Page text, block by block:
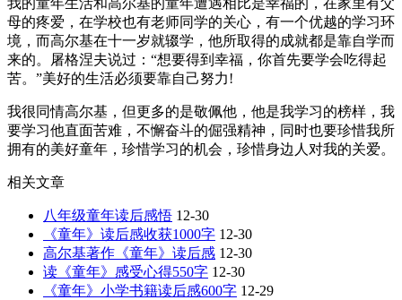
我的童年生活和高尔基的童年遭遇相比是幸福的，在家里有父
母的疼爱，在学校也有老师同学的关心，有一个优越的学习环
境，而高尔基在十一岁就辍学，他所取得的成就都是靠自学而
来的。屠格涅夫说过：“想要得到幸福，你首先要学会吃得起
苦。”美好的生活必须要靠自己努力!
我很同情高尔基，但更多的是敬佩他，他是我学习的榜样，我
要学习他直面苦难，不懈奋斗的倔强精神，同时也要珍惜我所
拥有的美好童年，珍惜学习的机会，珍惜身边人对我的关爱。
相关文章
八年级童年读后感悟 12-30
《童年》读后感收获1000字 12-30
高尔基著作《童年》读后感 12-30
读《童年》感受心得550字 12-30
《童年》小学书籍读后感600字 12-29